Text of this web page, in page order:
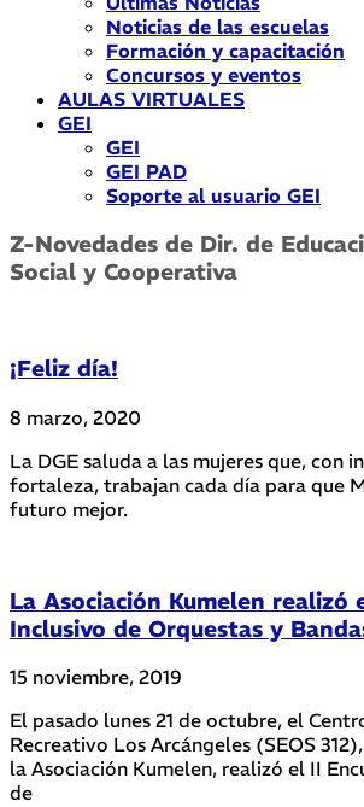
Noticias de las escuelas
Formación y capacitación
Concursos y eventos
AULAS VIRTUALES
GEI
GEI
GEI PAD
Soporte al usuario GEI
Z-Novedades de Dir. de
Social y Cooperativa
¡Feliz día!
8 marzo, 2020
La DGE saluda a las mujeres que, con
fortaleza, trabajan cada día para que
futuro mejor.
La Asociación Kumelen realizó
Inclusivo de Orquestas y
15 noviembre, 2019
El pasado lunes 21 de octubre, el
Recreativo Los Arcángeles (SEOS
la Asociación Kumelen, realizó el II
de